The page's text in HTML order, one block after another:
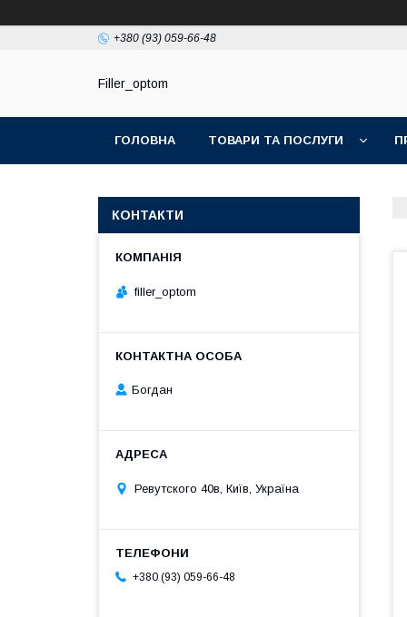
+380 (93) 059-66-48
Filler_optom
ГОЛОВНА ТОВАРИ ТА ПОСЛУГИ
КОНТАКТИ
filler_optom
Богдан
Ревутского 40в, Київ, Україна
+380 (93) 059-66-48